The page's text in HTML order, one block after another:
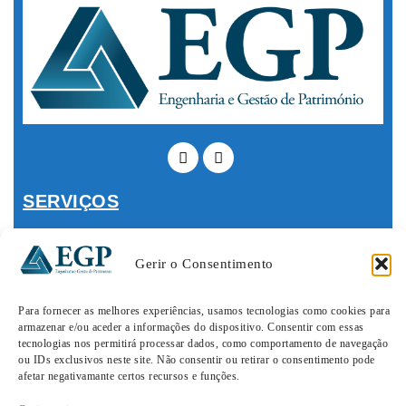
Gerir o Consentimento
Para fornecer as melhores experiências, usamos tecnologias como cookies para
armazenar e/ou aceder a informações do dispositivo. Consentir com essas
tecnologias nos permitirá processar dados, como comportamento de navegação
ou IDs exclusivos neste site. Não consentir ou retirar o consentimento pode
afetar negativamante certos recursos e funções.
SERVIÇOS
Imobiliário
Desporto e Saúde
Engenharia e Projeto
LEGAL